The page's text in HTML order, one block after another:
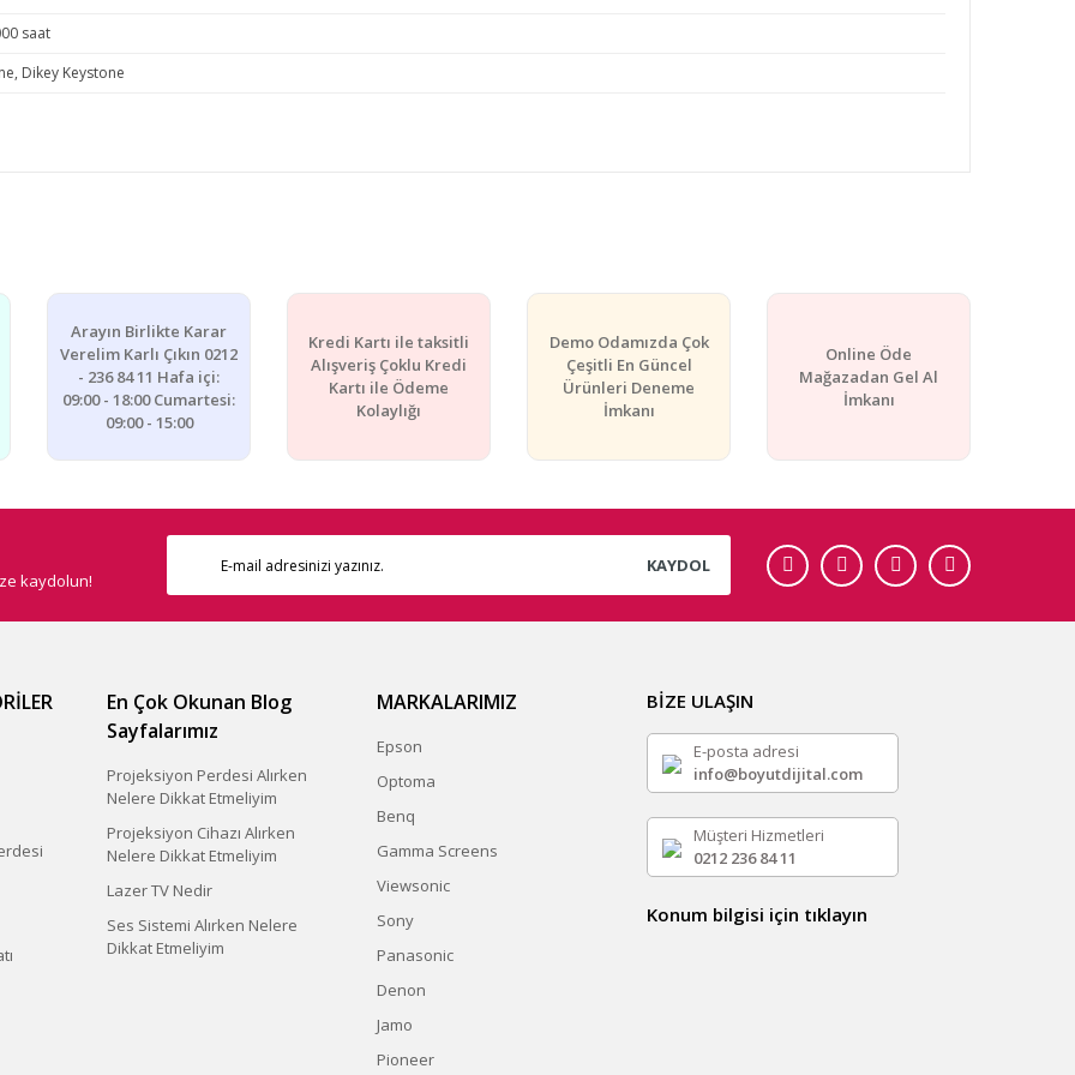
saat
Dikey Keystone
Arayın Birlikte Karar
Verelim Karlı Çıkın 0212
- 236 84 11 Hafa içi:
09:00 - 18:00 Cumartesi:
09:00 - 15:00
Kredi Kartı ile taksitli
Alışveriş Çoklu Kredi
Kartı ile Ödeme
Kolaylığı
Demo Odamızda Çok
Çeşitli En Güncel
Ürünleri Deneme
İmkanı
Online Öde
Mağazadan Gel Al
İmkanı
kaydolun!
KAYDOL
En Çok Okunan Blog
Sayfalarımız
Projeksiyon Perdesi Alırken
Nelere Dikkat Etmeliyim
Projeksiyon Cihazı Alırken
Nelere Dikkat Etmeliyim
Lazer TV Nedir
Ses Sistemi Alırken Nelere
Dikkat Etmeliyim
MARKALARIMIZ
Epson
Optoma
Benq
Gamma Screens
Viewsonic
Sony
Panasonic
Denon
Jamo
Pioneer
BİZE ULAŞIN
E-posta adresi
info@boyutdijital.com
Müşteri Hizmetleri
0212 236 84 11
Konum bilgisi için tıklayın